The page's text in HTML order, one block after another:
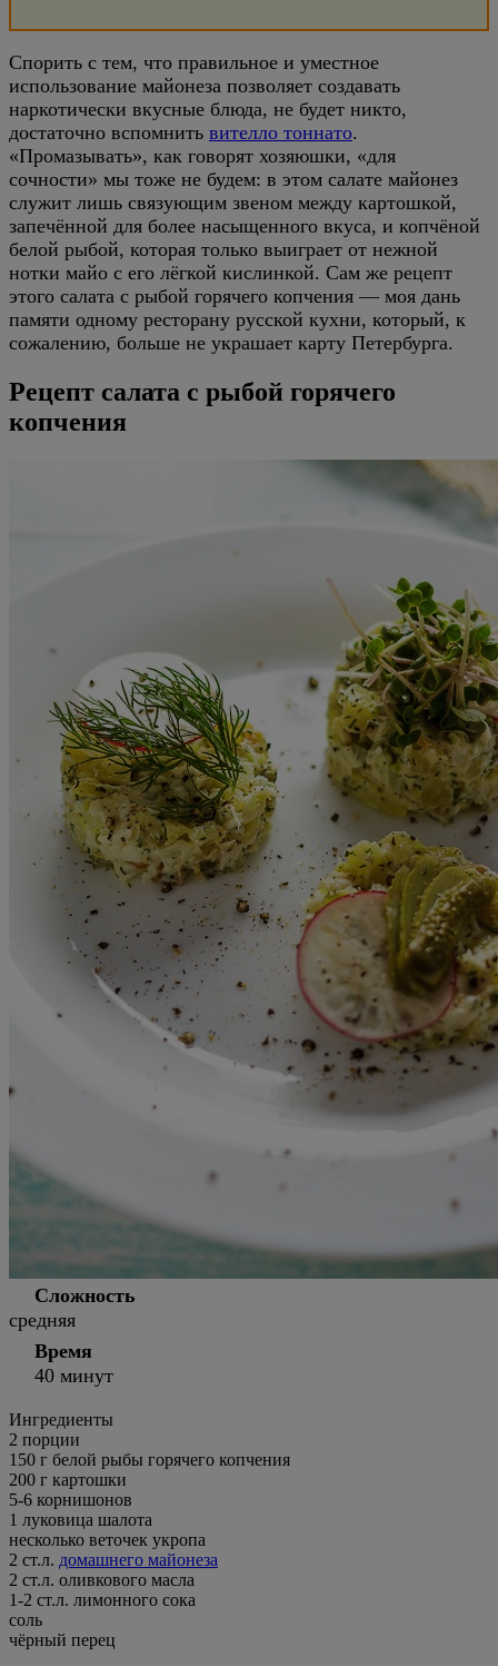
Спорить с тем, что правильное и уместное
использование майонеза позволяет создавать
наркотически вкусные блюда, не будет никто,
достаточно вспомнить вителло тоннато.
«Промазывать», как говорят хозяюшки, «для
сочности» мы тоже не будем: в этом салате майонез
служит лишь связующим звеном между картошкой,
запечённой для более насыщенного вкуса, и копчёной
белой рыбой, которая только выиграет от нежной
нотки майо с его лёгкой кислинкой. Сам же рецепт
этого салата с рыбой горячего копчения — моя дань
памяти одному ресторану русской кухни, который, к
сожалению, больше не украшает карту Петербурга.
Рецепт салата с рыбой горячего
копчения
Сложность
средняя
Время
40 минут
Ингредиенты
2 порции
150 г белой рыбы горячего копчения
200 г картошки
5-6 корнишонов
1 луковица шалота
несколько веточек укропа
2 ст.л. домашнего майонеза
2 ст.л. оливкового масла
1-2 ст.л. лимонного сока
соль
чёрный перец